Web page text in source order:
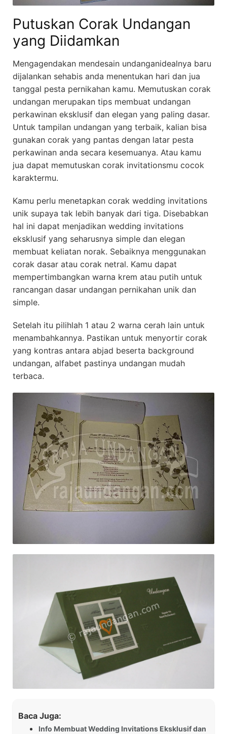
Putuskan Corak Undangan
yang Diidamkan
Mengagendakan mendesain undanganidealnya baru
dijalankan sehabis anda menentukan hari dan jua
tanggal pesta pernikahan kamu. Memutuskan corak
undangan merupakan tips membuat undangan
perkawinan eksklusif dan elegan yang paling dasar.
Untuk tampilan undangan yang terbaik, kalian bisa
gunakan corak yang pantas dengan latar pesta
perkawinan anda secara kesemuanya. Atau kamu
jua dapat memutuskan corak invitationsmu cocok
karaktermu.
Kamu perlu menetapkan corak wedding invitations
unik supaya tak lebih banyak dari tiga. Disebabkan
hal ini dapat menjadikan wedding invitations
eksklusif yang seharusnya simple dan elegan
membuat keliatan norak. Sebaiknya menggunakan
corak dasar atau corak netral. Kamu dapat
mempertimbangkan warna krem atau putih untuk
rancangan dasar undangan pernikahan unik dan
simple.
Setelah itu pilihlah 1 atau 2 warna cerah lain untuk
menambahkannya. Pastikan untuk menyortir corak
yang kontras antara abjad beserta background
undangan, alfabet pastinya undangan mudah
terbaca.
Baca Juga:
Info Membuat Wedding Invitations Eksklusif dan